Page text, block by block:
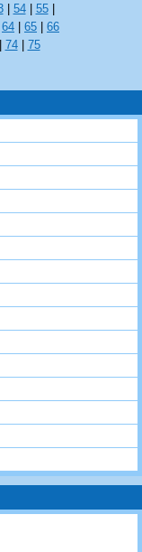
54 55
64 65
66
74 75